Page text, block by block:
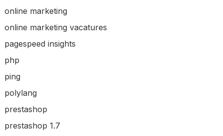
online marketing
online marketing vacatures
pagespeed insights
php
ping
polylang
prestashop
prestashop 1.7